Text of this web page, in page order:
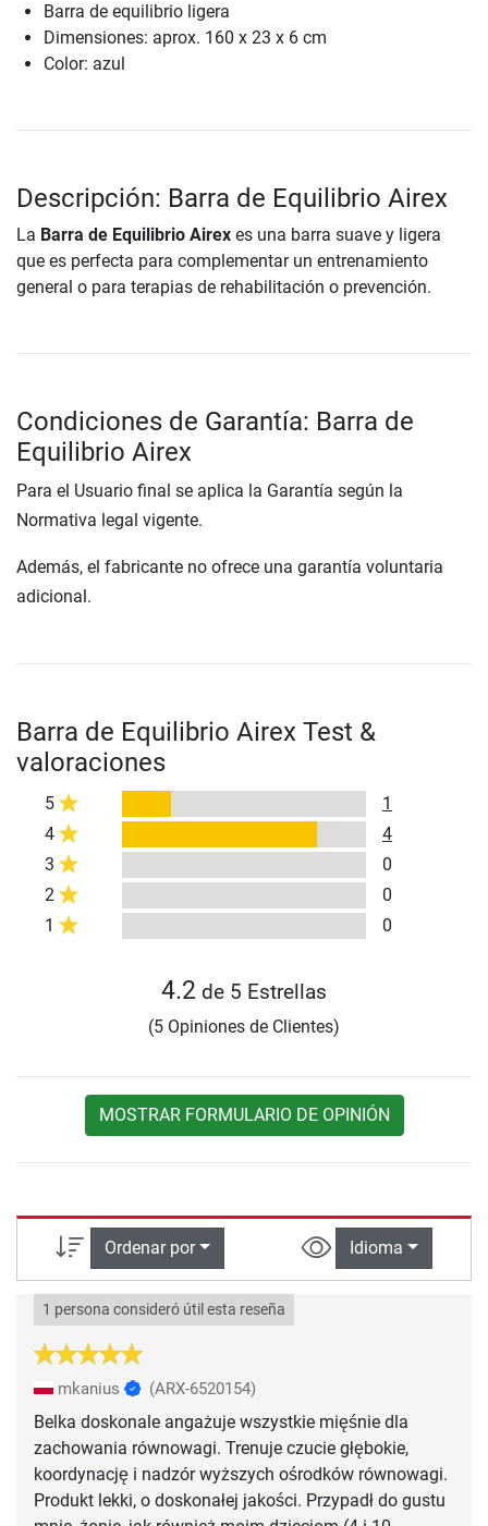
Barra de equilibrio ligera
Dimensiones: aprox. 160 x 23 x 6 cm
Color: azul
Descripción: Barra de Equilibrio Airex
La Barra de Equilibrio Airex es una barra suave y ligera
que es perfecta para complementar un entrenamiento
general o para terapias de rehabilitación o prevención.
Condiciones de Garantía: Barra de
Equilibrio Airex
Para el Usuario final se aplica la Garantía según la
Normativa legal vigente.
Además, el fabricante no ofrece una garantía voluntaria
adicional.
Barra de Equilibrio Airex Test &
valoraciones
5
1
4
4
3
0
2
0
1
0
4.2 de 5 Estrellas
(5 Opiniones de Clientes)
MOSTRAR FORMULARIO DE OPINIÓN
Ordenar por Idioma
1 persona consideró útil esta reseña
mkanius (ARX-6520154)
Belka doskonale angażuje wszystkie mięśnie dla
zachowania równowagi. Trenuje czucie głębokie,
koordynację i nadzór wyższych ośrodków równowagi.
Produkt lekki, o doskonałej jakości. Przypadł do gustu